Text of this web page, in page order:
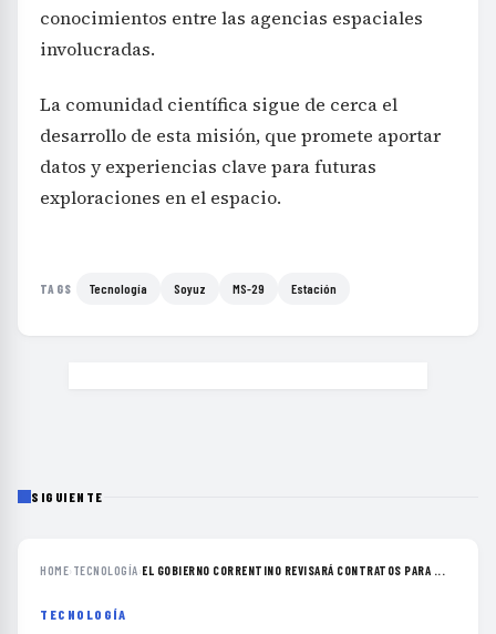
conocimientos entre las agencias espaciales
involucradas.
La comunidad científica sigue de cerca el
desarrollo de esta misión, que promete aportar
datos y experiencias clave para futuras
exploraciones en el espacio.
TAGS Tecnología Soyuz MS-29 Estación
SIGUIENTE
HOME› TECNOLOGÍA›EL GOBIERNO CORRENTINO REVISARÁ CONTRATOS PARA ...
TECNOLOGÍA